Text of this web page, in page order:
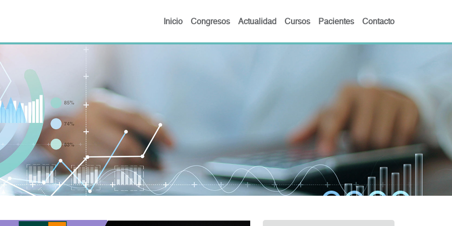
Inicio Congresos Actualidad Cursos Pacientes Contacto